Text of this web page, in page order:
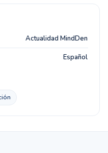
Actualidad MindDen
Español